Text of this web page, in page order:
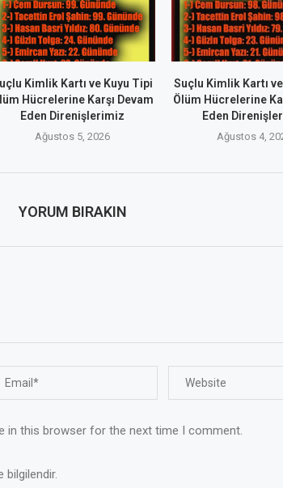
Kimlik Kartı ve Kuyu Tipi
Hücrelerine Karşı Devam
Eden Direnişlerimiz
Ağustos 5, 2026
Suçlu Kimlik Kartı
Ölüm Hücrelerine
Eden
Ağustos 4,
YORUM BIRAKIN
in this browser for the next time I comment.
bilgilendir.